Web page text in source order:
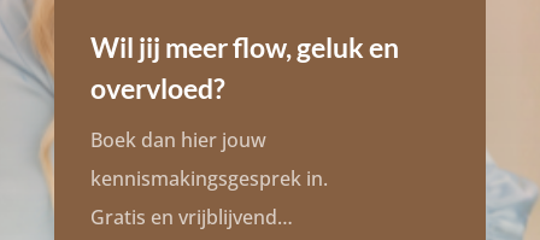
Wil jij meer flow, geluk en
overvloed?
Boek dan hier jouw
kennismakingsgesprek in.
Gratis en vrijblijvend…